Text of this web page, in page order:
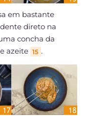
em bastante
dente direto na
concha da
azeite 15 .